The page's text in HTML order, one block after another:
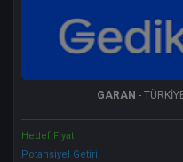
GARAN -
Hedef Fiyat
Potansiyel Getiri